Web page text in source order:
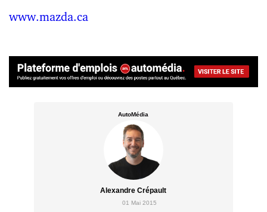
AutoMédia
Alexandre Crépault
01 Mai 2015
www.mazda.ca